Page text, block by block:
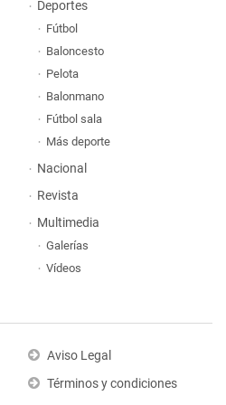
Deportes
Fútbol
Baloncesto
Pelota
Balonmano
Fútbol sala
Más deporte
Nacional
Revista
Multimedia
Galerías
Vídeos
Aviso Legal
Términos y condiciones